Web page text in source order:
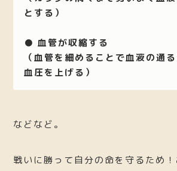
とする）
● 血管が収縮する
（血管を細めることで血液の通
血圧を上げる）
などなど。
戦いに勝って自分の命を守るため